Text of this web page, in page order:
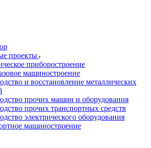
проекты
приборостроение
машиностроение
и восстановление металлических
прочих машин и оборудования
прочих транспортных средств
электрического оборудования
машиностроение